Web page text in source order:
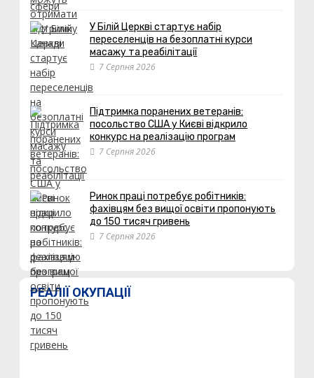
У Білій Церкві стартує набір
переселенців на безоплатні курси
масажу та реабілітації
7 Серпня 2026
Підтримка поранених ветеранів:
посольство США у Києві відкрило
конкурс на реалізацію програм
7 Серпня 2026
Ринок праці потребує робітників:
фахівцям без вищої освіти пропонують
до 150 тисяч гривень
7 Серпня 2026
РЕАЛІЇ ОКУПАЦІЇ